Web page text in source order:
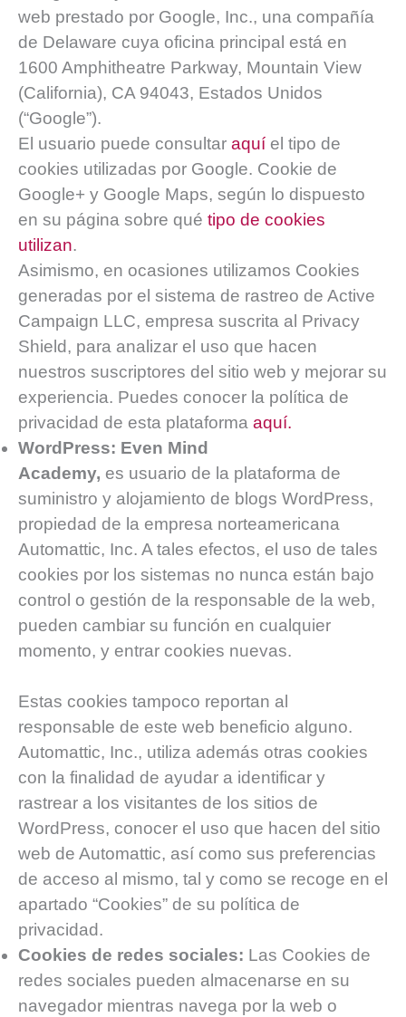
web prestado por Google, Inc., una compañía
de Delaware cuya oficina principal está en
1600 Amphitheatre Parkway, Mountain View
(California), CA 94043, Estados Unidos
(“Google”).
El usuario puede consultar aquí el tipo de
cookies utilizadas por Google. Cookie de
Google+ y Google Maps, según lo dispuesto
en su página sobre qué tipo de cookies
utilizan.
Asimismo, en ocasiones utilizamos Cookies
generadas por el sistema de rastreo de Active
Campaign LLC, empresa suscrita al Privacy
Shield, para analizar el uso que hacen
nuestros suscriptores del sitio web y mejorar su
experiencia. Puedes conocer la política de
privacidad de esta plataforma aquí.
WordPress: Even Mind
Academy, es usuario de la plataforma de
suministro y alojamiento de blogs WordPress,
propiedad de la empresa norteamericana
Automattic, Inc. A tales efectos, el uso de tales
cookies por los sistemas no nunca están bajo
control o gestión de la responsable de la web,
pueden cambiar su función en cualquier
momento, y entrar cookies nuevas.
Estas cookies tampoco reportan al
responsable de este web beneficio alguno.
Automattic, Inc., utiliza además otras cookies
con la finalidad de ayudar a identificar y
rastrear a los visitantes de los sitios de
WordPress, conocer el uso que hacen del sitio
web de Automattic, así como sus preferencias
de acceso al mismo, tal y como se recoge en el
apartado “Cookies” de su política de
privacidad.
Cookies de redes sociales: Las Cookies de
redes sociales pueden almacenarse en su
navegador mientras navega por la web o